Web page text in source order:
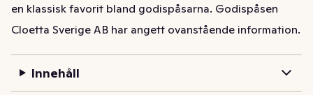
en klassisk favorit bland godispåsarna. Godispåsen
innehåller 130 g skumbilar.
originalbilarna får du här en fantastisk saltlakritssmak.
Cloetta Sverige AB har angett ovanstående information.
Innehåll